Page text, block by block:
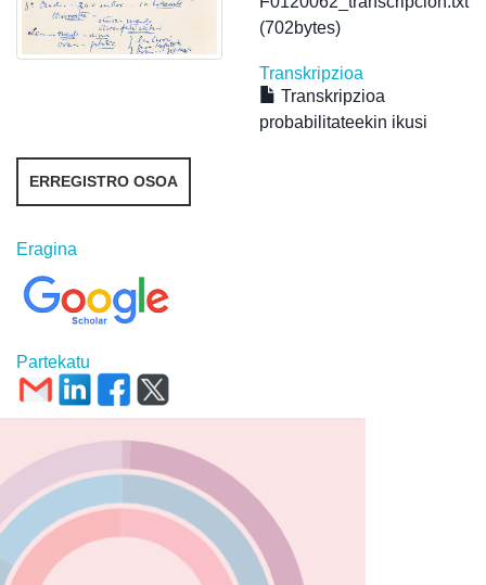
(702bytes)
Transkripzioa
Transkripzioa
probabilitateekin ikusi
ERREGISTRO OSOA
Eragina
Partekatu